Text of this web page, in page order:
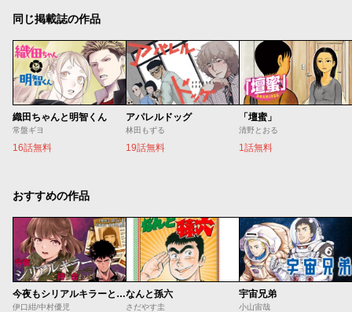
同じ掲載誌の作品
織田ちゃんと明智くん
常盤ギヨ
16話無料
アパレルドッグ
林田もずる
19話無料
「壇蜜」
清野とおる
1話無料
おすすめの作品
今夜もシリアルキラーと待ち合わせ
伊口紺/中村優児
なんと孫六
さだやす圭
宇宙兄弟
小山宙哉